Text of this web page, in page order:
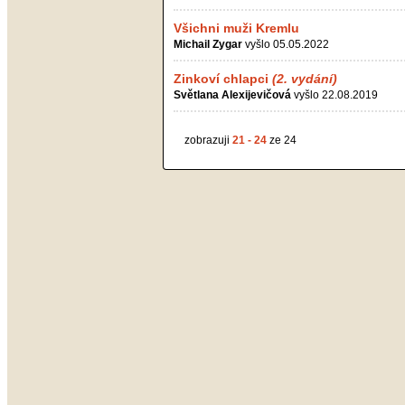
Všichni muži Kremlu
Michail Zygar vyšlo 05.05.2022
Zinkoví chlapci (2. vydání)
Světlana Alexijevičová vyšlo 22.08.2019
zobrazuji 21 - 24 ze 24